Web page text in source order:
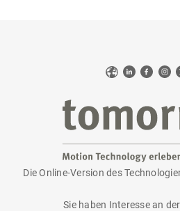
WebLinkedIn
tomorrow
Die Online-Version des
Sie haben Interesse an